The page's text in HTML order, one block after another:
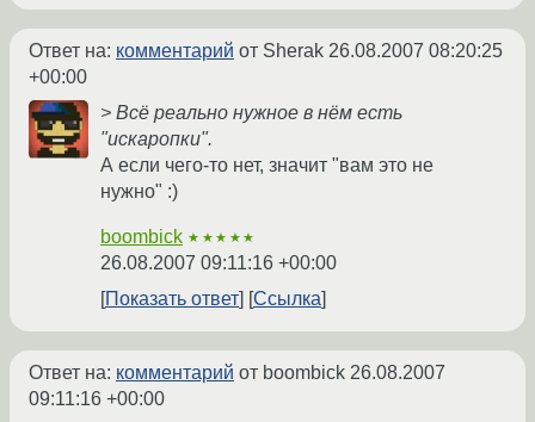
Ответ на: комментарий от Sherak 26.08.2007 08:20:25
+00:00
> Всё реально нужное в нём есть
"искаропки".
А если чего-то нет, значит "вам это не
нужно" :)
boombick ★★★★★
26.08.2007 09:11:16 +00:00
Показать ответ
Ссылка
Ответ на: комментарий от boombick 26.08.2007
09:11:16 +00:00